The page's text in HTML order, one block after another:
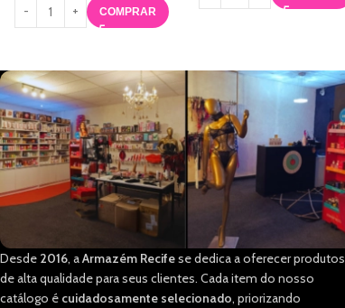
COMPRAR
Desde 2016, aArmazém Recifese dedica a oferecer produtos
de alta qualidade para seus clientes. Cada item do nosso
catálogo é cuidadosamente selecionado, priorizando